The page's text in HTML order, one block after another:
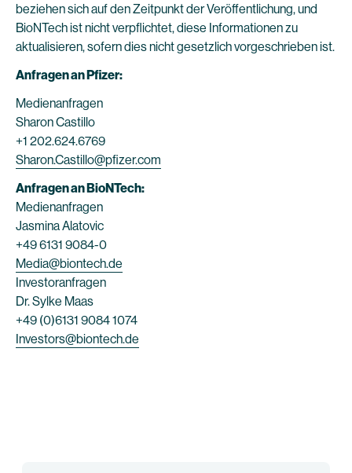
beziehen sich auf den Zeitpunkt der Veröffentlichung, und
BioNTech ist nicht verpflichtet, diese Informationen zu
aktualisieren, sofern dies nicht gesetzlich vorgeschrieben ist.
Anfragen an Pfizer:
Medienanfragen
Sharon Castillo
+1 202.624.6769
Sharon.Castillo@pfizer.com
Anfragen an BioNTech:
Medienanfragen
Jasmina Alatovic
+49 6131 9084-0
Media@biontech.de
Investoranfragen
Dr. Sylke Maas
+49 (0)6131 9084 1074
Investors@biontech.de